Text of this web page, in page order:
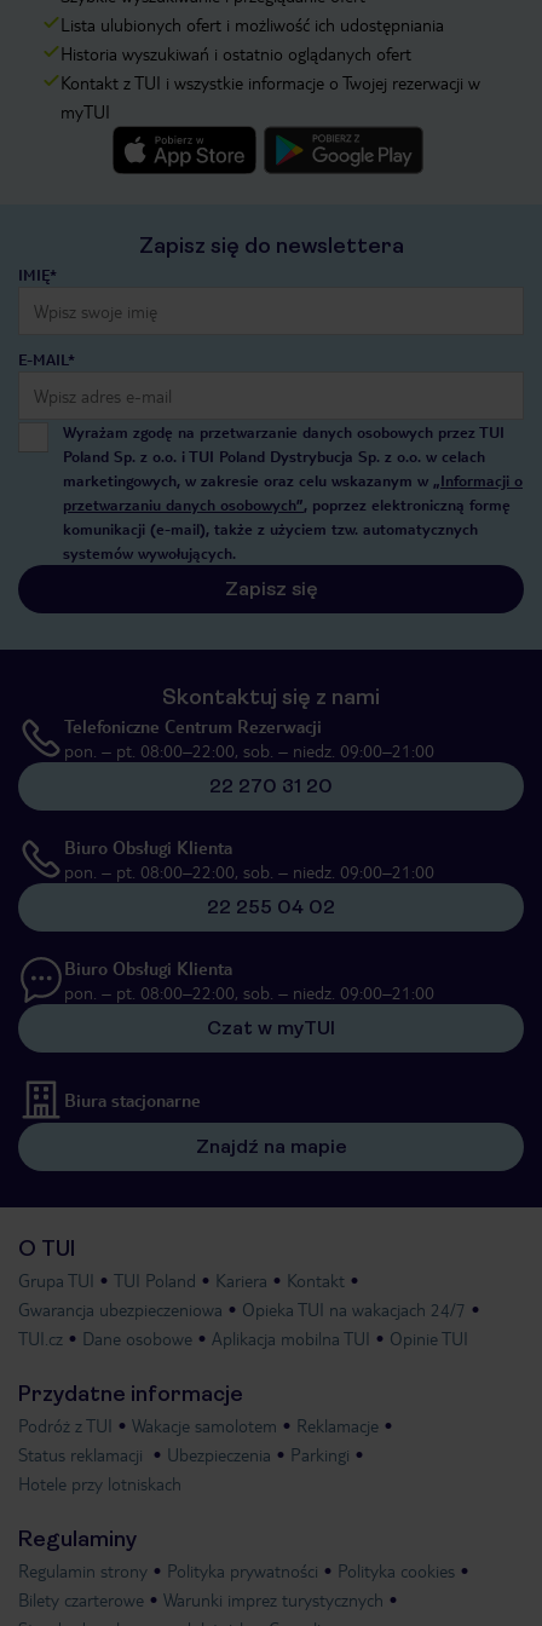
Lista ulubionych ofert i możliwość ich udostępniania
Historia wyszukiwań i ostatnio oglądanych ofert
Kontakt z TUI i wszystkie informacje o Twojej rezerwacji w
myTUI
Zapisz się do newslettera
IMIĘ*
E-MAIL*
Wyrażam zgodę na przetwarzanie danych osobowych przez TUI
Poland Sp. z o.o. i TUI Poland Dystrybucja Sp. z o.o. w celach
marketingowych, w zakresie oraz celu wskazanym w „Informacji o
przetwarzaniu danych osobowych”, poprzez elektroniczną formę
komunikacji (e-mail), także z użyciem tzw. automatycznych
systemów wywołujących.
Zapisz się
Skontaktuj się z nami
Telefoniczne Centrum Rezerwacji
pon. – pt. 08:00–22:00, sob. – niedz. 09:00–21:00
22 270 31 20
Biuro Obsługi Klienta
pon. – pt. 08:00–22:00, sob. – niedz. 09:00–21:00
22 255 04 02
Biuro Obsługi Klienta
pon. – pt. 08:00–22:00, sob. – niedz. 09:00–21:00
Czat w myTUI
Biura stacjonarne
Znajdź na mapie
O TUI
Grupa TUI TUI Poland Kariera
Kontakt
Gwarancja ubezpieczeniowa
Opieka TUI na wakacjach 24/7
TUI.cz
Dane osobowe Aplikacja mobilna TUI Opinie TUI
Przydatne informacje
Podróż z TUI Wakacje samolotem
Reklamacje
Status reklamacji
Ubezpieczenia
Parkingi
Hotele przy lotniskach
Regulaminy
Regulamin strony Polityka prywatności
Polityka cookies
Bilety czarterowe
Warunki imprez turystycznych